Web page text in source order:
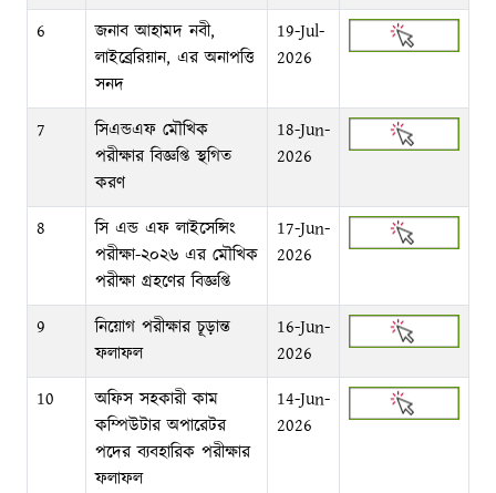
6
জনাব আহামদ নবী,
লাইব্রেরিয়ান, এর অনাপত্তি
সনদ
19-Jul-
2026
7
সিএন্ডএফ মৌখিক
পরীক্ষার বিজ্ঞপ্তি স্থগিত
করণ
18-Jun-
2026
8
সি এন্ড এফ লাইসেন্সিং
পরীক্ষা-২০২৬ এর মৌখিক
পরীক্ষা গ্রহণের বিজ্ঞপ্তি
17-Jun-
2026
9
নিয়োগ পরীক্ষার চূড়ান্ত
ফলাফল
16-Jun-
2026
10
অফিস সহকারী কাম
কম্পিউটার অপারেটর
পদের ব্যবহারিক পরীক্ষার
ফলাফল
14-Jun-
2026